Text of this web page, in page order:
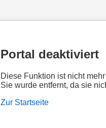
Portal deaktiviert
Diese Funktion ist nicht
Sie wurde entfernt, da sie
Zur Startseite